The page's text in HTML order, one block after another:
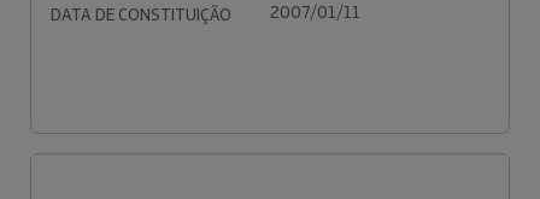
DATA DE CONSTITUIÇÃO 2007/01/11